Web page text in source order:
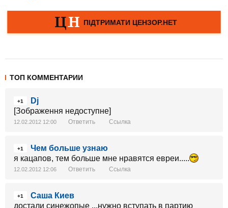
ТОП КОММЕНТАРИИ
+1
Dj
[Зображення недоступне]
12.02.2012 12:00 Ответить Ссылка
+1
Чем больше узнаю
я кацапов, тем больше мне нравятся евреи.....
12.02.2012 12:06 Ответить Ссылка
+1
Саша Киев
достали синежопые ...нужно вступать в партию